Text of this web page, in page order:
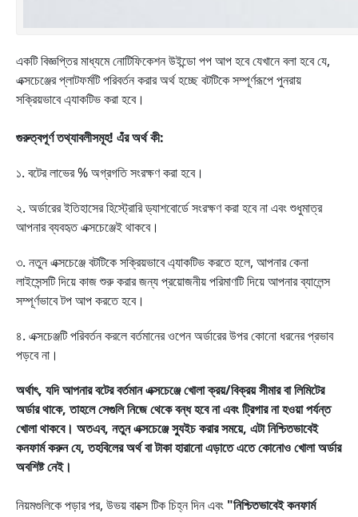
একটি বিজ্ঞপ্তির মাধ্যমে নোটিফিকেশন উইন্ডো পপ আপ হবে যেখানে বলা হবে যে,
এক্সচেঞ্জের প্লাটফর্মটি পরিবর্তন করার অর্থ হচ্ছে বটটিকে সম্পূর্ণরূপে পুনরায়
সক্রিয়ভাবে এ্যাকটিভ করা হবে।
গুরুত্বপূর্ণ তথ্যাবলীসমূহ! এঁর অর্থ কী:
১. বটের লাভের % অগ্রগতি সংরক্ষণ করা হবে।
২. অর্ডারের ইতিহাসের হিস্ট্রোরি ড্যাশবোর্ডে সংরক্ষণ করা হবে না এবং শুধুমাত্র
আপনার ব্যবহৃত এক্সচেঞ্জেই থাকবে।
৩. নতুন এক্সচেঞ্জে বটটিকে সক্রিয়ভাবে এ্যাকটিভ করতে হলে, আপনার কেনা
লাইসেন্সটি দিয়ে কাজ শুরু করার জন্য প্রয়োজনীয় পরিমাণটি দিয়ে আপনার ব্যালেন্স
সম্পূর্ণভাবে টপ আপ করতে হবে।
৪. এক্সচেঞ্জটি পরিবর্তন করলে বর্তমানের ওপেন অর্ডারের উপর কোনো ধরনের প্রভাব
পড়বে না।
অর্থাৎ, যদি আপনার বটের বর্তমান এক্সচেঞ্জে খোলা ক্রয়/বিক্রয় সীমার বা লিমিটের
অর্ডার থাকে, তাহলে সেগুলি নিজে থেকে বন্ধ হবে না এবং ট্রিগার না হওয়া পর্যন্ত
খোলা থাকবে। অতএব, নতুন এক্সচেঞ্জে স্যুইচ করার সময়ে, এটা নিশ্চিতভাবেই
কনফার্ম করুন যে, তহবিলের অর্থ বা টাকা হারানো এড়াতে এতে কোনোও খোলা অর্ডার
অবশিষ্ট নেই।
নিয়মগুলিকে পড়ার পর, উভয় বাক্সে টিক চিহ্ন দিন এবং "নিশ্চিতভাবেই কনফার্ম